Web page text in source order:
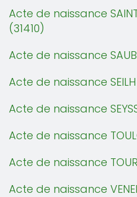
Acte de naissance SAINT
(31410)
Acte de naissance
Acte de naissance
Acte de naissance
Acte de naissance
Acte de naissance
Acte de naissance